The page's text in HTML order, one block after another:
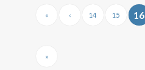
« ‹ 14 15 16
»